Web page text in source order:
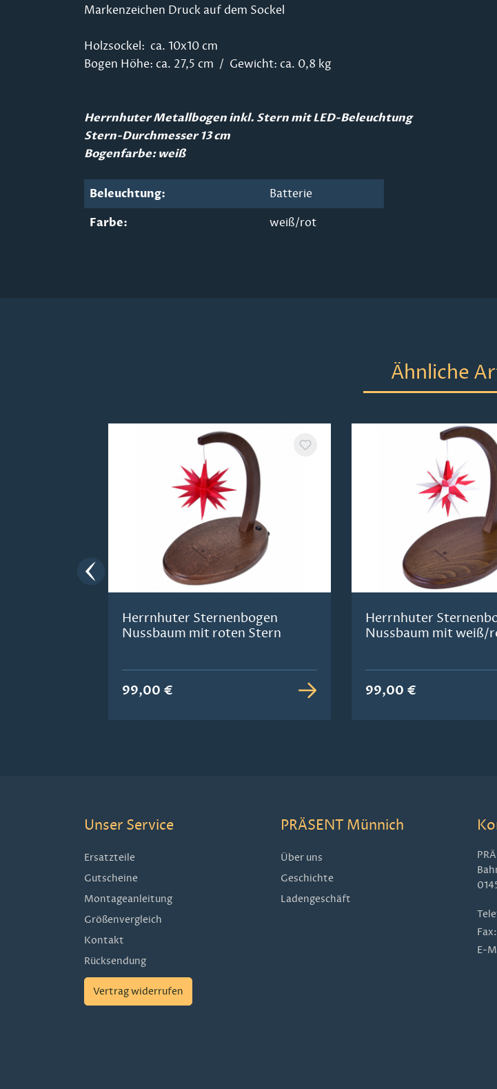
Markenzeichen Druck auf dem Sockel
Holzsockel: ca. 10x10 cm
Bogen Höhe: ca. 27,5 cm / Gewicht: ca. 0,8 kg
Herrnhuter Metallbogen inkl. Stern mit LED-Beleuchtung
Stern-Durchmesser 13 cm
Bogenfarbe: weiß
Beleuchtung: Batterie
Farbe: weiß/rot
Ähnliche
Produktgalerie überspringen
Herrnhuter Sternenbogen
Nussbaum mit roten Stern
99,00 €
Herrnhuter
Nussbaum mit weiß/
99,00 €
Unser Service
Ersatzteile
Gutscheine
Montageanleitung
Größenvergleich
Kontakt
Rücksendung
Vertrag widerrufen
PRÄSENT Münnich
Über uns
Geschichte
Ladengeschäft
E-